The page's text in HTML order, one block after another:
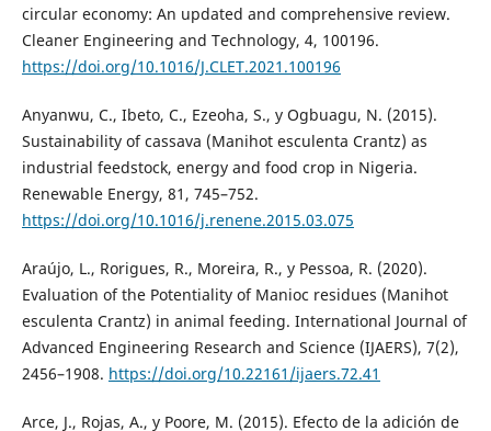
circular economy: An updated and comprehensive review.
Cleaner Engineering and Technology, 4, 100196.
https://doi.org/10.1016/J.CLET.2021.100196
Anyanwu, C., Ibeto, C., Ezeoha, S., y Ogbuagu, N. (2015).
Sustainability of cassava (Manihot esculenta Crantz) as
industrial feedstock, energy and food crop in Nigeria.
Renewable Energy, 81, 745–752.
https://doi.org/10.1016/j.renene.2015.03.075
Araújo, L., Rorigues, R., Moreira, R., y Pessoa, R. (2020).
Evaluation of the Potentiality of Manioc residues (Manihot
esculenta Crantz) in animal feeding. International Journal of
Advanced Engineering Research and Science (IJAERS), 7(2),
2456–1908. https://doi.org/10.22161/ijaers.72.41
Arce, J., Rojas, A., y Poore, M. (2015). Efecto de la adición de